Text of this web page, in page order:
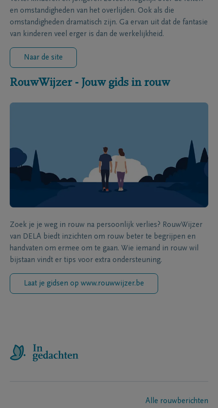
en omstandigheden van het overlijden. Ook als die
omstandigheden dramatisch zijn. Ga ervan uit dat de fantasie
van kinderen veel erger is dan de werkelijkheid.
Naar de site
RouwWijzer - Jouw gids in rouw
Zoek je je weg in rouw na persoonlijk verlies? RouwWijzer
van DELA biedt inzichten om rouw beter te begrijpen en
handvaten om ermee om te gaan. Wie iemand in rouw wil
bijstaan vindt er tips voor extra ondersteuning.
Laat je gidsen op www.rouwwijzer.be
Alle rouwberichten